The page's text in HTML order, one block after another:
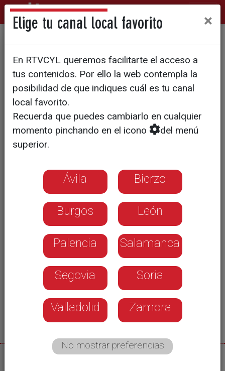
El precio de la vivienda se
dispara en Castilla y León
ante la falta de suelo y el
"efecto Madrid"
La comunidad es la tercera de España
donde más sube el inmobiliario debido
teletrabajo en provincias limítrofes
Elige tu canal local favorito ×
En RTVCYL queremos facilitarte el acceso a
tus contenidos. Por ello la web contempla la
posibilidad de que indiques cuál es tu canal
local favorito.
Recuerda que puedes cambiarlo en cualquier
momento pinchando en el icono
del menú
superior.
Ávila Bierzo
Burgos León
Palencia Salamanca
Segovia Soria
Valladolid Zamora
No mostrar preferencias